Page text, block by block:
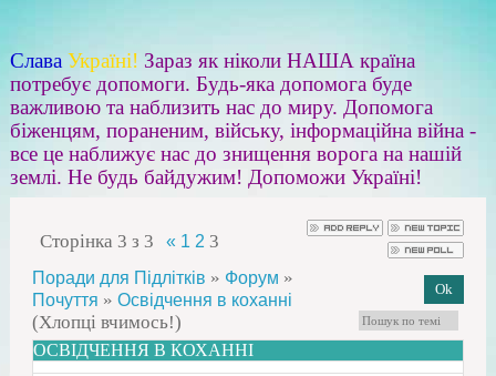
Слава Україні! Зараз як ніколи НАША країна
потребує допомоги. Будь-яка допомога буде
важливою та наблизить нас до миру. Допомога
біженцям, пораненим, війську, інформаційна війна -
все це наближує нас до знищення ворога на нашій
землі. Не будь байдужим! Допоможи Україні!
Сторінка 3 з 3 « 1 2 3
Поради для Підлітків » Форум »
Почуття » Освідчення в коханні
(Хлопці вчимось!)
ОСВІДЧЕННЯ В КОХАННІ